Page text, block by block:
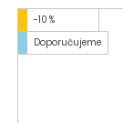
-10 %
Doporučujeme